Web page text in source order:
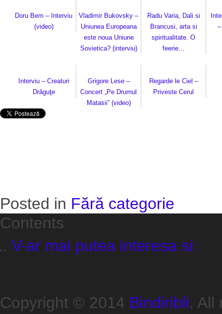
Doru Bem – Interviu
(video)
Vladimir Bukovsky –
Uniunea Europeana
este noua Uniune
Sovietica? (interviu)
Radu Varia, Dali si
Brancusi, arta si
spiritualitate. O
feerie…
Interviu – Creaturi
Drăguţe
Grigore Lese –
Concert „Pe Drumul
Matasii” (video)
Regarde le Ciel –
Priveste Cerul
Posted in Fără categorie
Contents
V-ar mai putea interesa si:
Copyright © 2014 Bindiribli. All